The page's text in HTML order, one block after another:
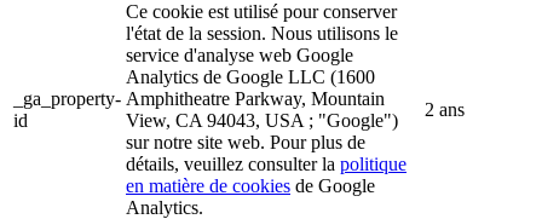
_ga_property-
id
Ce cookie est utilisé pour conserver
l'état de la session. Nous utilisons le
service d'analyse web Google
Analytics de Google LLC (1600
Amphitheatre Parkway, Mountain
View, CA 94043, USA ; "Google")
sur notre site web. Pour plus de
détails, veuillez consulter la politique
en matière de cookies de Google
Analytics.
2 ans